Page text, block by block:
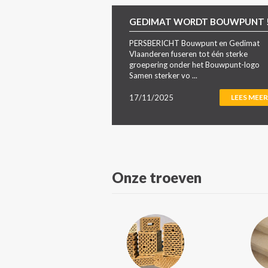
GEDIMAT WORDT BOUWPUNT
PERSBERICHT Bouwpunt en Gedimat
Vlaanderen fuseren tot één sterke
groepering onder het Bouwpunt-logo
Samen sterker vo ...
17/11/2025 LEES MEER
Onze troeven